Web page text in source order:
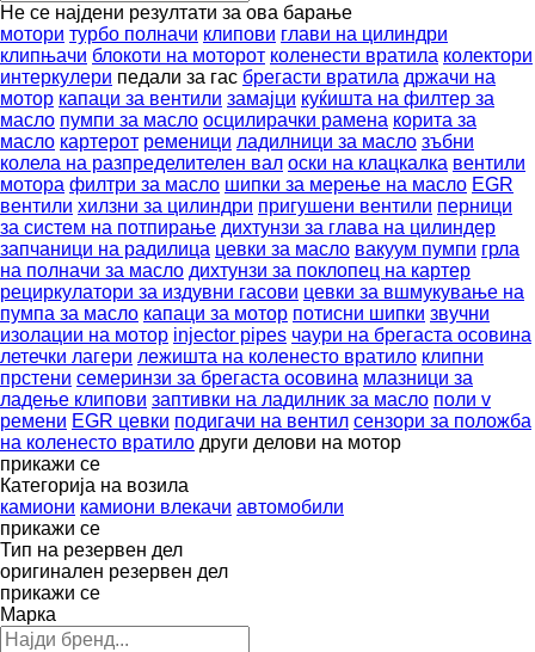
Не се најдени резултати за ова барање
мотори турбо полначи клипови глави на цилиндри
клипњачи блокоти на моторот коленести вратила колектори
интеркулери педали за гас брегасти вратила држачи на
мотор капаци за вентили замајци куќишта на филтер за
масло пумпи за масло осцилирачки рамена корита за
масло картерот ременици ладилници за масло зъбни
колела на разпределителен вал оски на клацкалка вентили
мотора филтри за масло шипки за мерење на масло EGR
вентили хилзни за цилиндри пригушени вентили перници
за систем на потпирање дихтунзи за глава на цилиндер
запчаници на радилица цевки за масло вакуум пумпи грла
на полначи за масло дихтунзи за поклопец на картер
рециркулатори за издувни гасови цевки за вшмукување на
пумпа за масло капаци за мотор потисни шипки звучни
изолации на мотор injector pipes чаури на брегаста осовина
летечки лагери лежишта на коленесто вратило клипни
прстени семеринзи за брегаста осовина млазници за
ладење клипови заптивки на ладилник за масло поли v
ремени EGR цевки подигачи на вентил сензори за положба
на коленесто вратило други делови на мотор
прикажи се
Категорија на возила
камиони камиони влекачи автомобили
прикажи се
Тип на резервен дел
оригинален резервен дел
прикажи се
Марка